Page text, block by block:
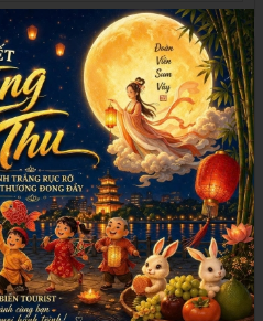
VISA ĐÔNG ÂU
Dec 07, 2023 byAdmin